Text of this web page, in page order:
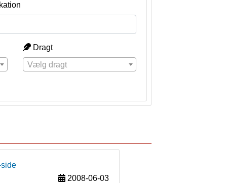
Dragt
Vælg dragt
2008-06-03